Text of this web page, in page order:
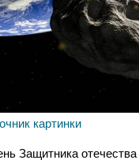
картинки
Защитника